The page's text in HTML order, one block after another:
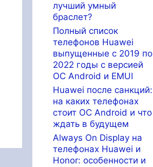
лучший умный
браслет?
Полный список
телефонов Huawei
выпущенные с 2019 по
2022 годы с версией
ОС Android и EMUI
Huawei после санкций:
на каких телефонах
стоит ОС Android и что
ждать в будущем
Always On Display на
телефонах Huawei и
Honor: особенности и